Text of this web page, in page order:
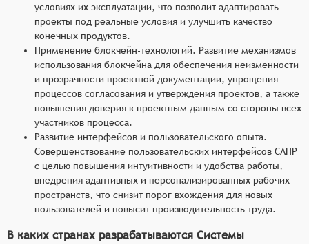
условиях их эксплуатации, что позволит адаптировать
проекты под реальные условия и улучшить качество
конечных продуктов.
Применение блокчейн-технологий. Развитие механизмов
использования блокчейна для обеспечения неизменности
и прозрачности проектной документации, упрощения
процессов согласования и утверждения проектов, а также
повышения доверия к проектным данным со стороны всех
участников процесса.
Развитие интерфейсов и пользовательского опыта.
Совершенствование пользовательских интерфейсов САПР
с целью повышения интуитивности и удобства работы,
внедрения адаптивных и персонализированных рабочих
пространств, что снизит порог вхождения для новых
пользователей и повысит производительность труда.
В каких странах разрабатываются Системы